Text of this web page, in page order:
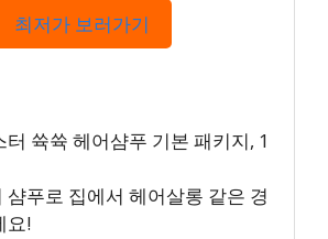
최저가 보러가기
터 쓕쓕 헤어샴푸 기본 패키지, 1
샴푸로 집에서 헤어살롱 같은 경
요!